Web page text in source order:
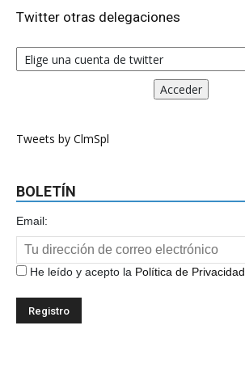
Twitter otras delegaciones
Tweets by ClmSpl
BOLETÍN
Email:
He leído y acepto la Política de Privacidad